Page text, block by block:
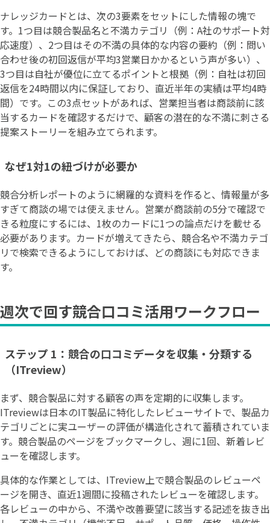
ナレッジカードとは、次の3要素をセットにした情報の塊で
す。1つ目は競合製品名と不満カテゴリ（例：A社のサポート対
応速度）、2つ目はその不満の具体的な内容の要約（例：問い
合わせ後の初回返信が平均3営業日かかるという声が多い）、
3つ目は自社が優位に立てるポイントと根拠（例：自社は初回
返信を24時間以内に保証しており、直近半年の実績は平均4時
間）です。この3点セットがあれば、営業担当者は商談前に該
当するカードを確認するだけで、顧客の潜在的な不満に刺さる
提案ストーリーを組み立てられます。
なぜ1対1の紐づけが必要か
競合分析レポートのように網羅的な資料を作ると、情報量が多
すぎて商談の場では使えません。営業が商談前の5分で確認で
きる粒度にするには、1枚のカードに1つの論点だけを載せる
必要があります。カードが増えてきたら、競合名や不満カテゴ
リで検索できるようにしておけば、どの商談にも対応できま
す。
週次で回す競合口コミ活用ワークフロー
ステップ 1：競合の口コミデータを収集・分類する
（ITreview）
まず、競合製品に対する顧客の声を定期的に収集します。
ITreviewは日本のIT製品に特化したレビューサイトで、製品カ
テゴリごとに実ユーザーの評価が構造化されて蓄積されていま
す。競合製品のページをブックマークし、週に1回、新着レビ
ューを確認します。
具体的な作業としては、ITreview上で競合製品のレビューペ
ージを開き、直近1週間に投稿されたレビューを確認します。
各レビューの中から、不満や改善要望に該当する記述を抜き出